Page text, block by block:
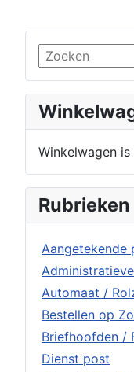
Winkelwagen is
Rubrieken
Aangetekende
Automaat /
Bestellen op
Briefhoofden /
Dienst post